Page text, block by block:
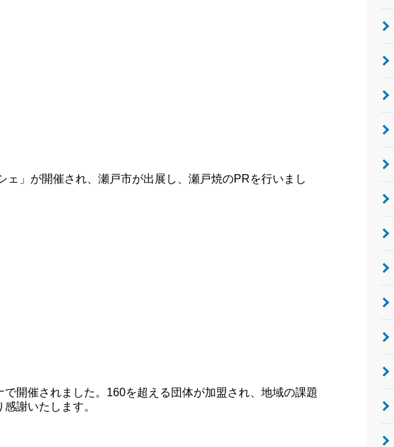
」が開催され、瀬戸市が出展し、瀬戸焼のPRを行いまし
開催されました。160を超える団体が加盟され、地域の課題
謝いたします。